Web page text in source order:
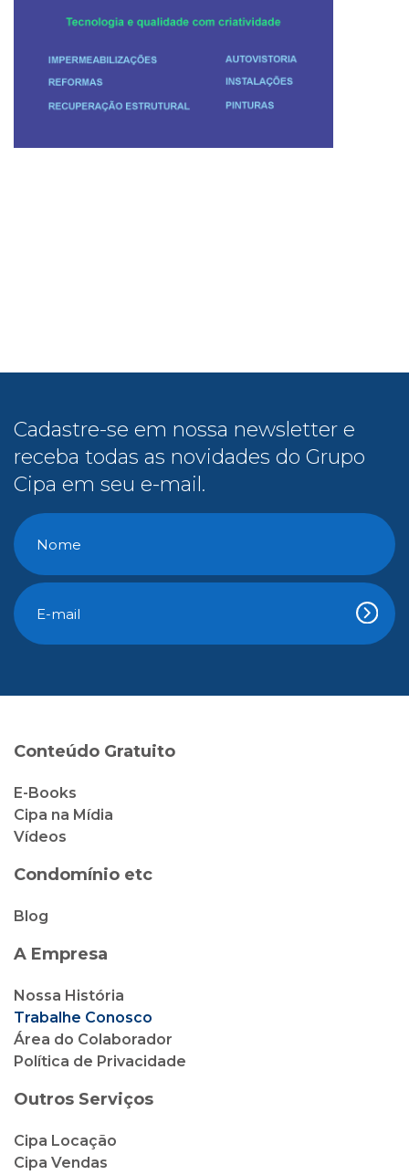
Cadastre-se em nossa newsletter e
receba todas as novidades do Grupo
Cipa em seu e-mail.
Conteúdo Gratuito
E-Books
Cipa na Mídia
Vídeos
Condomínio etc
Blog
A Empresa
Nossa História
Trabalhe Conosco
Área do Colaborador
Política de Privacidade
Outros Serviços
Cipa Locação
Cipa Vendas